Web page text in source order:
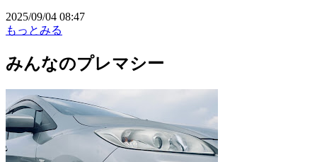
2025/09/04 08:47
もっとみる
みんなのプレマシー